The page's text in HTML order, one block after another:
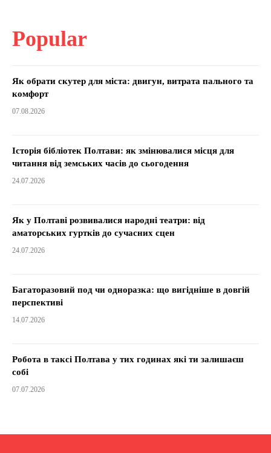
Popular
Як обрати скутер для міста: двигун, витрата пального та
комфорт
07.08.2026
Історія бібліотек Полтави: як змінювалися місця для
читання від земських часів до сьогодення
24.07.2026
Як у Полтаві розвивалися народні театри: від
аматорських гуртків до сучасних сцен
24.07.2026
Багаторазовий под чи одноразка: що вигідніше в довгій
перспективі
14.07.2026
Робота в таксі Полтава у тих годинах які ти залишаєш
собі
07.07.2026